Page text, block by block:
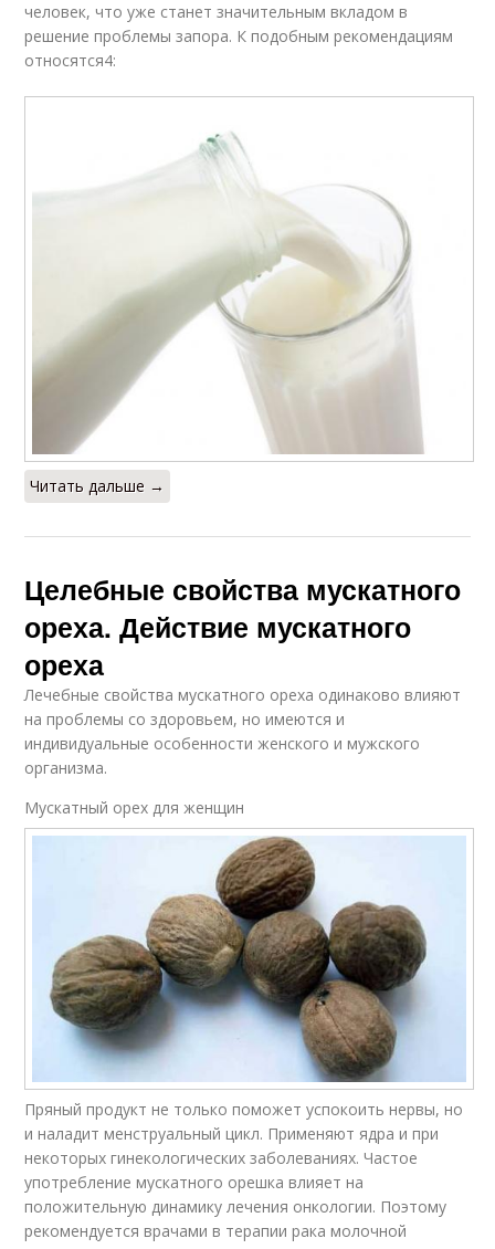
человек, что уже станет значительным вкладом в
решение проблемы запора. К подобным рекомендациям
относятся4:
Читать дальше →
Целебные свойства мускатного
ореха. Действие мускатного
ореха
Лечебные свойства мускатного ореха одинаково влияют
на проблемы со здоровьем, но имеются и
индивидуальные особенности женского и мужского
организма.
Мускатный орех для женщин
Пряный продукт не только поможет успокоить нервы, но
и наладит менструальный цикл. Применяют ядра и при
некоторых гинекологических заболеваниях. Частое
употребление мускатного орешка влияет на
положительную динамику лечения онкологии. Поэтому
рекомендуется врачами в терапии рака молочной